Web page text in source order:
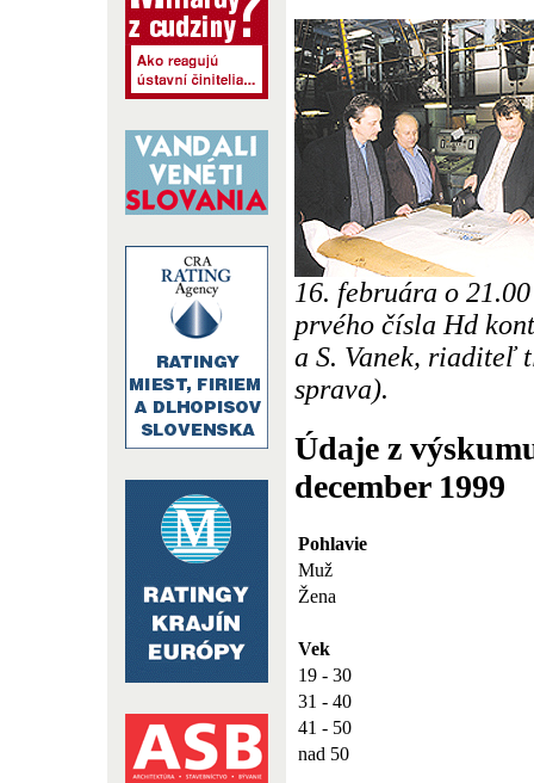
16. februára o
prvého čísla Hd
a S. Vanek, riaditeľ
sprava).
Údaje z
december 1999
Pohlavie
Muž
Žena
Vek
19 - 30
31 - 40
41 - 50
nad 50